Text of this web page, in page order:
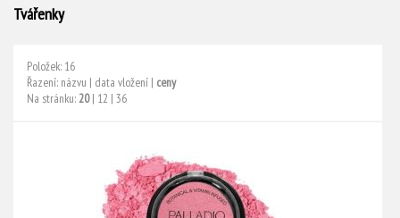
Tvářenky
Položek: 16
Řazení: názvu | data vložení | ceny
Na stránku:20| 12 | 36